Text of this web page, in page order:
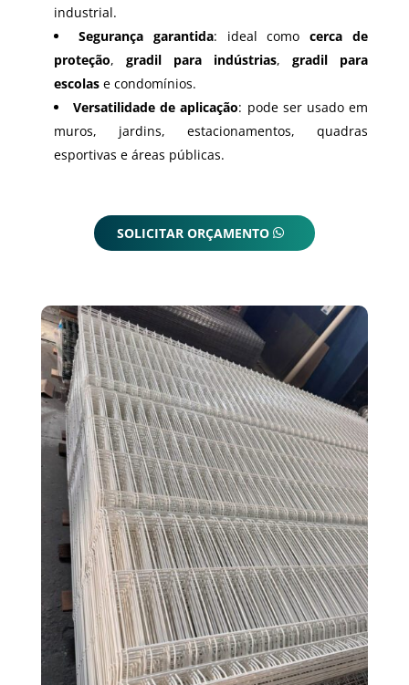
industrial.
Segurança garantida: ideal comocerca de
proteção, gradil para indústrias,gradil para
escolase condomínios.
Versatilidade de aplicação: pode ser usado em
muros, jardins, estacionamentos, quadras
esportivas e áreas públicas.
SOLICITAR ORÇAMENTO